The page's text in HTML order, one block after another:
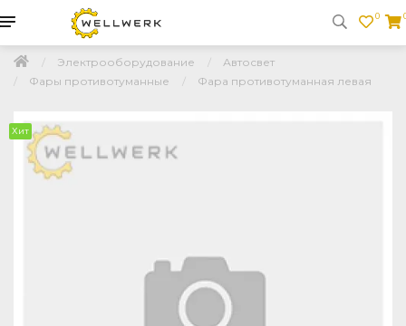
0
Электрооборудование
Автосвет
Фары противотуманные
Фара противотуманная левая
Хит